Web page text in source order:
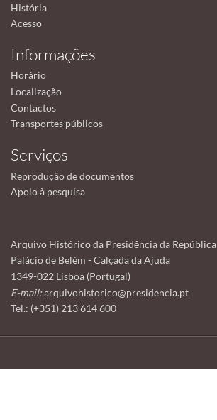
História
Acesso
Informações
Horário
Localização
Contactos
Transportes públicos
Serviços
Reprodução de documentos
Apoio à pesquisa
Arquivo Histórico da Presidência da República
Palácio de Belém - Calçada da Ajuda
1349-022 Lisboa (Portugal)
E-mail:arquivohistorico@presidencia.pt
Tel.: (+351) 213 614 600